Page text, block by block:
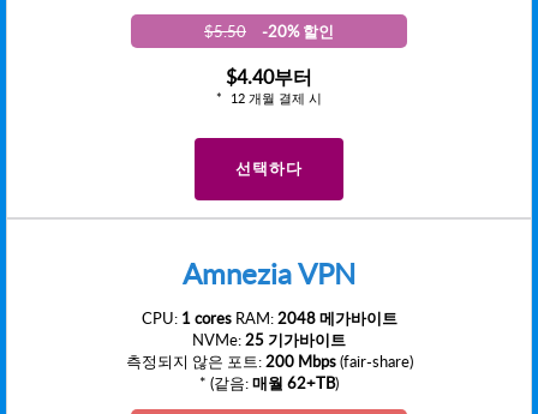
$5.50
-20% 할인
$4.40부터
12 개월 결제 시
선택하다
Amnezia VPN
CPU: 1 coresRAM:2048 메가바이트
NVMe:25 기가바이트
측정되지 않은 포트:200 Mbps(fair-share)
* (같음:매월 62+TB)